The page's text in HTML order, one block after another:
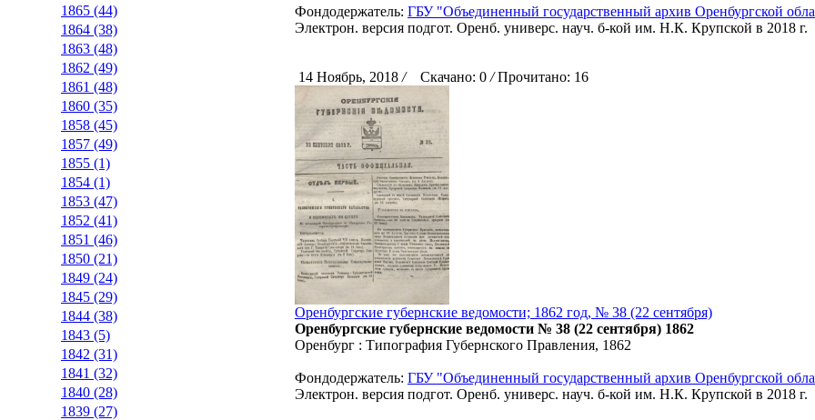
1865 (44)
1864 (38)
1863 (48)
1862 (49)
1861 (48)
1860 (35)
1858 (45)
1857 (49)
1855 (1)
1854 (1)
1853 (47)
1852 (41)
1851 (46)
1850 (21)
1849 (24)
1845 (29)
1844 (38)
1843 (5)
1842 (31)
1841 (32)
1840 (28)
1839 (27)
Фондодержатель: ГБУ "Объединенный государственный архив Оренбургской
Электрон. версия подгот. Оренб. универс. науч. б-кой им. Н.К. Крупской в 2018 г.
14 Ноябрь, 2018 /Скачано: 0 /Прочитано: 16
Оренбургские губернские ведомости; 1862 год, № 38 (22 сентября)
Оренбургские губернские ведомости № 38 (22 сентября) 1862
Оренбург : Типография Губернского Правления, 1862
Фондодержатель: ГБУ "Объединенный государственный архив Оренбургской
Электрон. версия подгот. Оренб. универс. науч. б-кой им. Н.К. Крупской в 2018 г.